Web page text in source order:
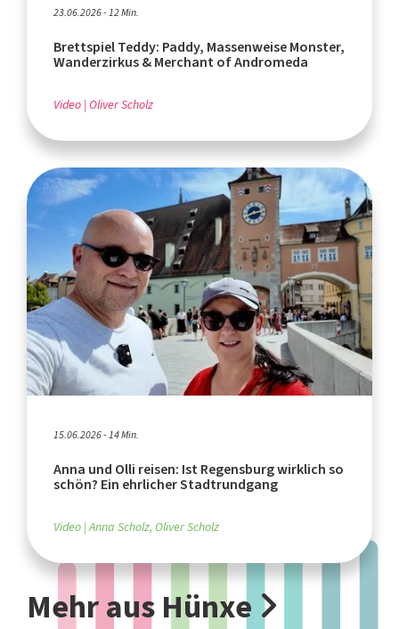
23.06.2026 - 12 Min.
Brettspiel Teddy: Paddy, Massenweise Monster,
Wanderzirkus & Merchant of Andromeda
Video Oliver Scholz
15.06.2026 - 14 Min.
Anna und Olli reisen: Ist Regensburg wirklich so
schön? Ein ehrlicher Stadtrundgang
Video Anna Scholz, Oliver Scholz
Mehr aus Hünxe